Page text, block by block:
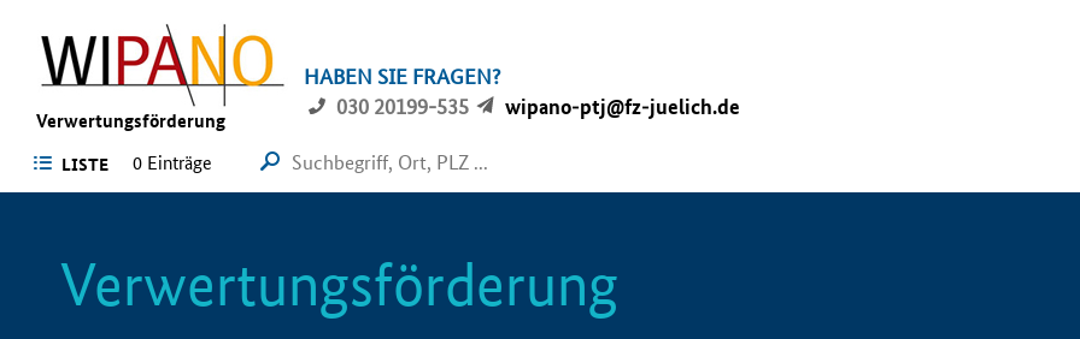
Verwertungsförderung
HABEN SIE FRAGEN?
030 20199-535
wipano-ptj@fz-juelich.de
LISTE 0 Einträge
Verwertungsförderung